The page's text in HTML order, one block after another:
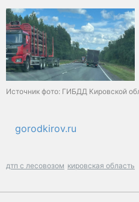
Источник фото: ГИБДД Кировской
gorodkirov.ru
дтп с лесовозом кировская область